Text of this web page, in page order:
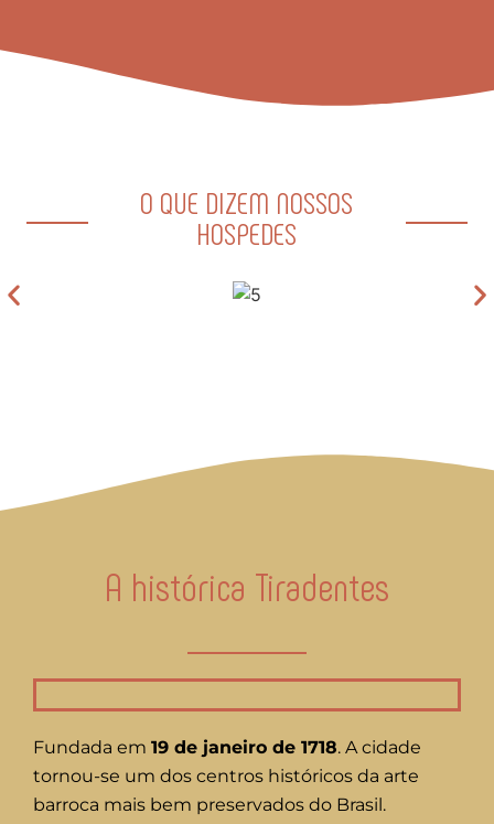
O QUE DIZEM NOSSOS
HOSPEDES
A histórica Tiradentes
Fundada em 19 de janeiro de 1718. A cidade
tornou-se um dos centros históricos da arte
barroca mais bem preservados do Brasil.